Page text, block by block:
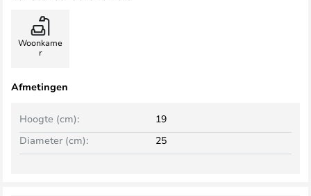
Woonkame
r
Afmetingen
Hoogte (cm):
19
Diameter (cm):
25